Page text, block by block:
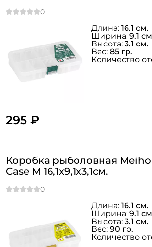
295 ₽
Длина: 16.1 см.
Ширина: 9.1
Высота: 3.1 см.
Вес: 85 гр.
Количество
Коробка рыболовная Meiho
Case M 16,1x9,1x3,1см.
Длина: 16.1 см.
Ширина: 9.1
Высота: 3.1 см.
Вес: 90 гр.
Количество